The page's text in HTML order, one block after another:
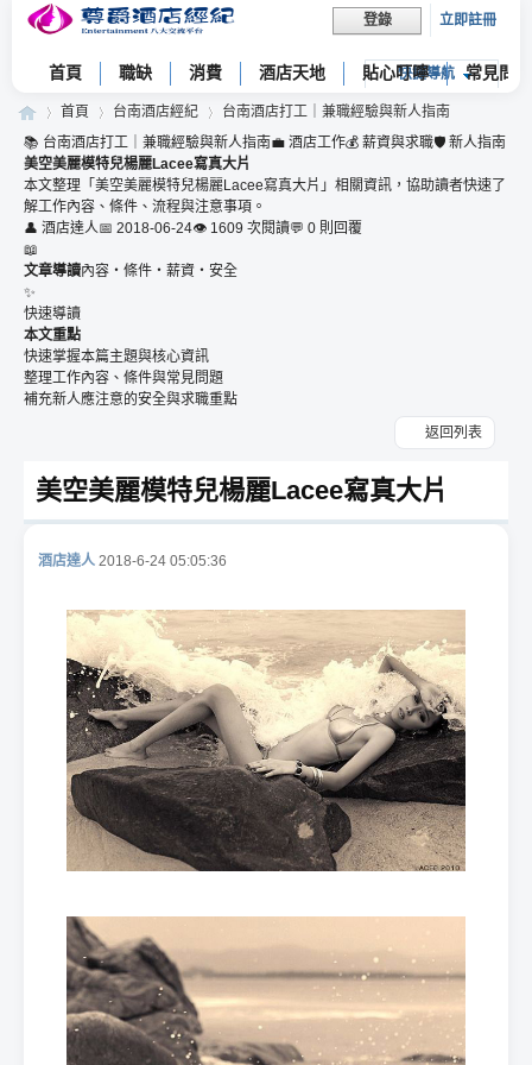
登錄 立即註冊
快捷導航
首頁 職缺 消費 酒店天地 貼心叮嚀 常見問題
尊 »
首頁
›
台南酒店經紀
›
台南酒店打工｜兼職經驗與新人指南
📚 台南酒店打工｜兼職經驗與新人指南💼 酒店工作💰 薪資與求職🛡 新人指南
美空美麗模特兒楊麗Lacee寫真大片
本文整理「美空美麗模特兒楊麗Lacee寫真大片」相關資訊，協助讀者快速了
解工作內容、條件、流程與注意事項。
👤 酒店達人📅 2018-06-24👁 1609 次閱讀💬 0 則回覆
📖
文章導讀內容・條件・薪資・安全
✨
快速導讀
本文重點
快速掌握本篇主題與核心資訊
整理工作內容、條件與常見問題
補充新人應注意的安全與求職重點
返回列表
美空美麗模特兒楊麗Lacee寫真大片
酒店達人 2018-6-24 05:05:36